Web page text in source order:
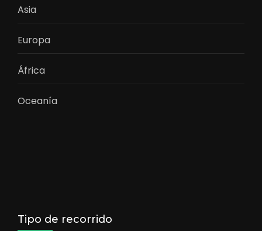
Asia
Europa
África
Oceanía
Tipo de recorrido